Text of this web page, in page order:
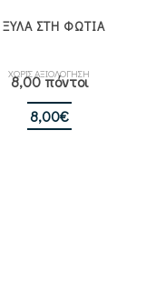
ΞΥΛΑ ΣΤΗ ΦΩΤΙΑ
ΧΩΡΙΣ ΑΞΙΟΛΟΓΗΣΗ
8,00 πόντοι
8,00€